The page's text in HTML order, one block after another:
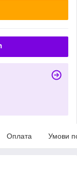
Оплата Умови